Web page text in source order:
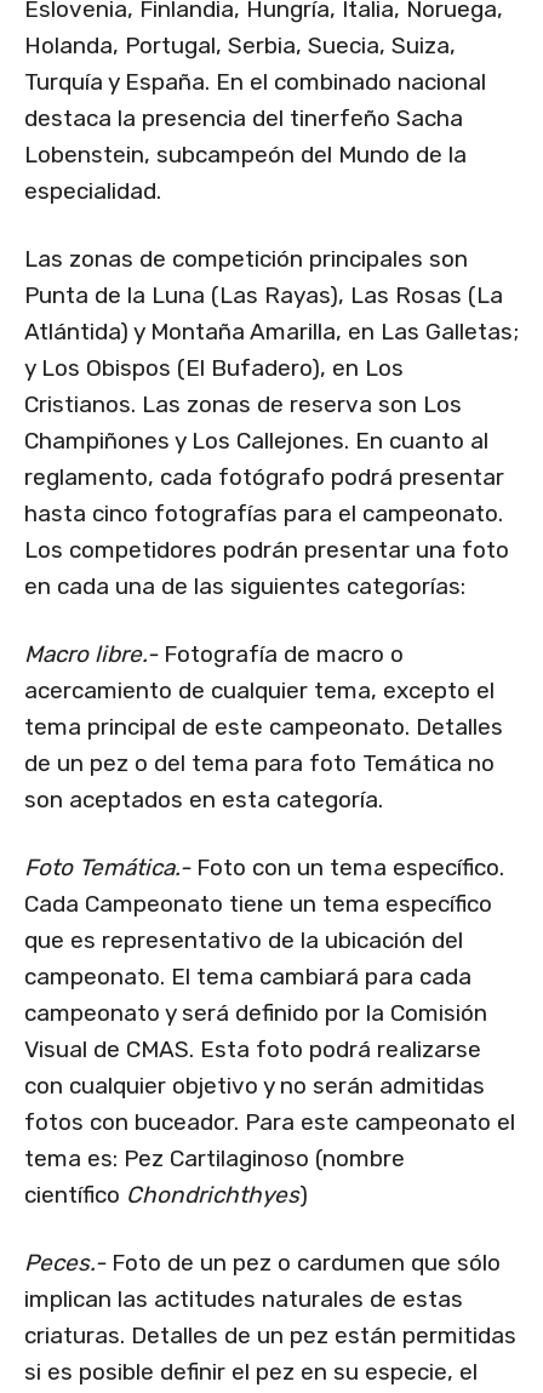
Eslovenia, Finlandia, Hungría, Italia, Noruega,
Holanda, Portugal, Serbia, Suecia, Suiza,
Turquía y España. En el combinado nacional
destaca la presencia del tinerfeño Sacha
Lobenstein, subcampeón del Mundo de la
especialidad.
Las zonas de competición principales son
Punta de la Luna (Las Rayas), Las Rosas (La
Atlántida) y Montaña Amarilla, en Las Galletas;
y Los Obispos (El Bufadero), en Los
Cristianos. Las zonas de reserva son Los
Champiñones y Los Callejones. En cuanto al
reglamento, cada fotógrafo podrá presentar
hasta cinco fotografías para el campeonato.
Los competidores podrán presentar una foto
en cada una de las siguientes categorías:
Macro libre.-Fotografía de macro o
acercamiento de cualquier tema, excepto el
tema principal de este campeonato. Detalles
de un pez o del tema para foto Temática no
son aceptados en esta categoría.
Foto Temática.-Foto con un tema específico.
Cada Campeonato tiene un tema específico
que es representativo de la ubicación del
campeonato. El tema cambiará para cada
campeonato y será definido por la Comisión
Visual de CMAS. Esta foto podrá realizarse
con cualquier objetivo y no serán admitidas
fotos con buceador. Para este campeonato el
tema es: Pez Cartilaginoso (nombre
científico Chondrichthyes)
Peces.-Foto de un pez o cardumen que sólo
implican las actitudes naturales de estas
criaturas. Detalles de un pez están permitidas
si es posible definir el pez en su especie, el